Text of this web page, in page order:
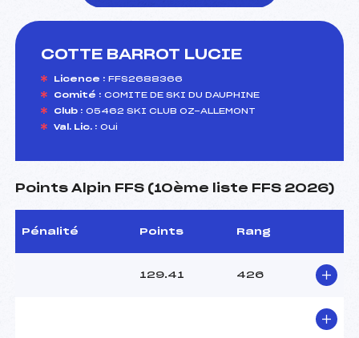
COTTE BARROT LUCIE
Licence : FFS2688366
Comité : COMITE DE SKI DU DAUPHINE
Club : 05462 SKI CLUB OZ-ALLEMONT
Val. Lic. : Oui
Points Alpin FFS (10ème liste FFS 2026)
Pénalité Points Rang
129.41 426